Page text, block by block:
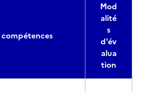
Mod
alité
s
d'év
alua
tion